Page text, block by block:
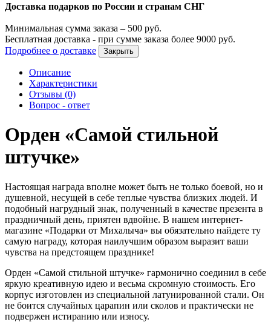
Доставка подарков по России и странам СНГ
Минимальная сумма заказа – 500 руб.
Бесплатная доставка - при сумме заказа более 9000 руб.
Подробнее о доставке
Закрыть
Описание
Характеристики
Отзывы (0)
Вопрос - ответ
Орден «Самой стильной
штучке»
Настоящая награда вполне может быть не только боевой, но и
душевной, несущей в себе теплые чувства близких людей. И
подобный нагрудный знак, полученный в качестве презента в
праздничный день, приятен вдвойне. В нашем интернет-
магазине «Подарки от Михалыча» вы обязательно найдете ту
самую награду, которая наилучшим образом выразит ваши
чувства на предстоящем празднике!
Орден «Самой стильной штучке» гармонично соединил в себе
яркую креативную идею и весьма скромную стоимость. Его
корпус изготовлен из специальной латунированной стали. Он
не боится случайных царапин или сколов и практически не
подвержен истиранию или износу.